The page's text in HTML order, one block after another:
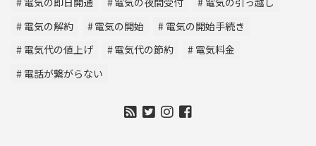
電気の解約
電気の開始
電気の開始手続き
電気代の値上げ
電気代の節約
電気料金
電話が繋がらない